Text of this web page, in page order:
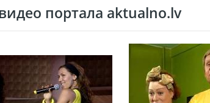
портала aktualno.lv